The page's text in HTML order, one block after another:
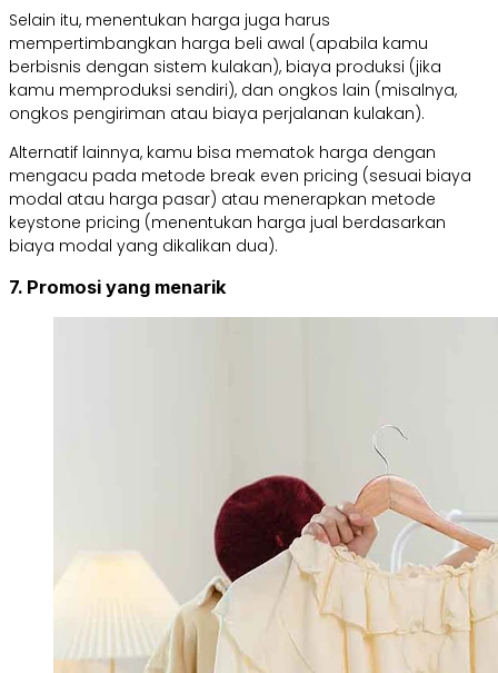
Selain itu, menentukan harga juga harus
mempertimbangkan harga beli awal (apabila kamu
berbisnis dengan sistem kulakan), biaya produksi (jika
kamu memproduksi sendiri), dan ongkos lain (misalnya,
ongkos pengiriman atau biaya perjalanan kulakan).
Alternatif lainnya, kamu bisa mematok harga dengan
mengacu pada metode break even pricing (sesuai biaya
modal atau harga pasar) atau menerapkan metode
keystone pricing (menentukan harga jual berdasarkan
biaya modal yang dikalikan dua).
7. Promosi yang menarik